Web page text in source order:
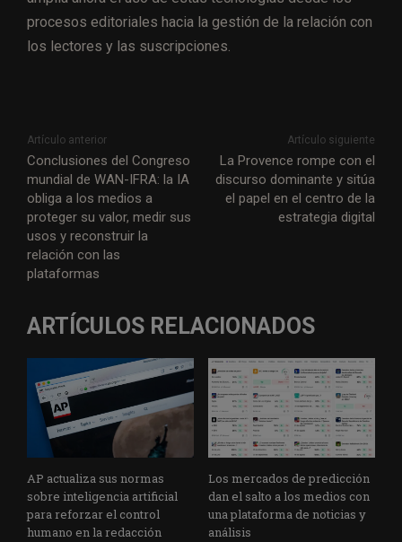
procesos editoriales hacia la gestión de la relación con
los lectores y las suscripciones.
Artículo anterior
Conclusiones del Congreso
mundial de WAN-IFRA: la IA
obliga a los medios a
proteger su valor, medir sus
usos y reconstruir la
relación con las
plataformas
Artículo siguiente
La Provence rompe con el
discurso dominante y sitúa
el papel en el centro de la
estrategia digital
ARTÍCULOS RELACIONADOS
AP actualiza sus normas
sobre inteligencia artificial
para reforzar el control
humano en la redacción
Los mercados de predicción
dan el salto a los medios con
una plataforma de noticias y
análisis